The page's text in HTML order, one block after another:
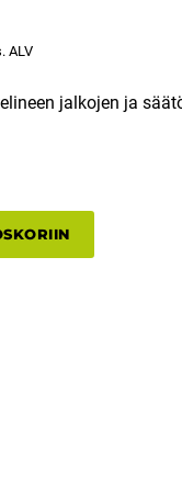
ALV
jalkojen ja